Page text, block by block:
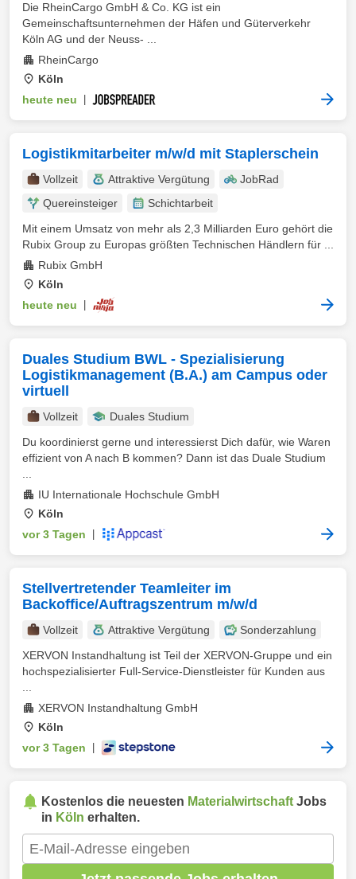
Die RheinCargo GmbH & Co. KG ist ein
Gemeinschaftsunternehmen der Häfen und Güterverkehr
Köln AG und der Neuss- ...
RheinCargo
Köln
heute neu
Logistikmitarbeiter m/w/d mit Staplerschein
Vollzeit Attraktive Vergütung
JobRad
Quereinsteiger
Schichtarbeit
Mit einem Umsatz von mehr als 2,3 Milliarden Euro gehört die
Rubix Group zu Europas größten Technischen Händlern für ...
Rubix GmbH
Köln
heute neu
Duales Studium BWL - Spezialisierung
Logistikmanagement (B.A.) am Campus oder
virtuell
Vollzeit
Duales Studium
Du koordinierst gerne und interessierst Dich dafür, wie Waren
effizient von A nach B kommen? Dann ist das Duale Studium
IU Internationale Hochschule GmbH
Köln
vor 3 Tagen
Stellvertretender Teamleiter im
Backoffice/Auftragszentrum m/w/d
Vollzeit Attraktive Vergütung
Sonderzahlung
XERVON Instandhaltung ist Teil der XERVON-Gruppe und ein
hochspezialisierter Full-Service-Dienstleister für Kunden aus
XERVON Instandhaltung GmbH
Köln
vor 3 Tagen
Kostenlos die neuesten Materialwirtschaft Jobs
in Köln erhalten.